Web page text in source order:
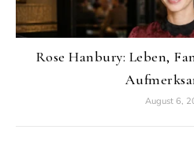
Rose Hanbury: Leben,
August 6,